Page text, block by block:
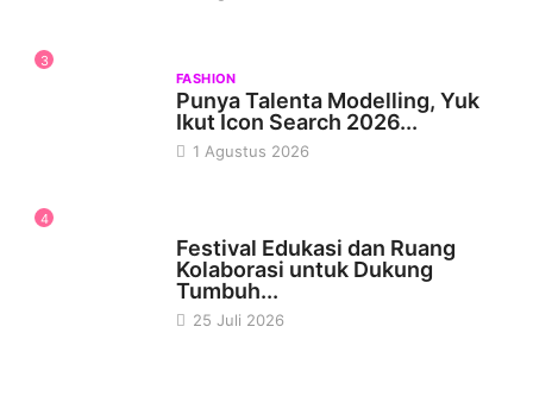
3
FASHION
Punya Talenta Modelling, Yuk
Ikut Icon Search 2026...
1 Agustus 2026
4
Festival Edukasi dan Ruang
Kolaborasi untuk Dukung
Tumbuh...
25 Juli 2026